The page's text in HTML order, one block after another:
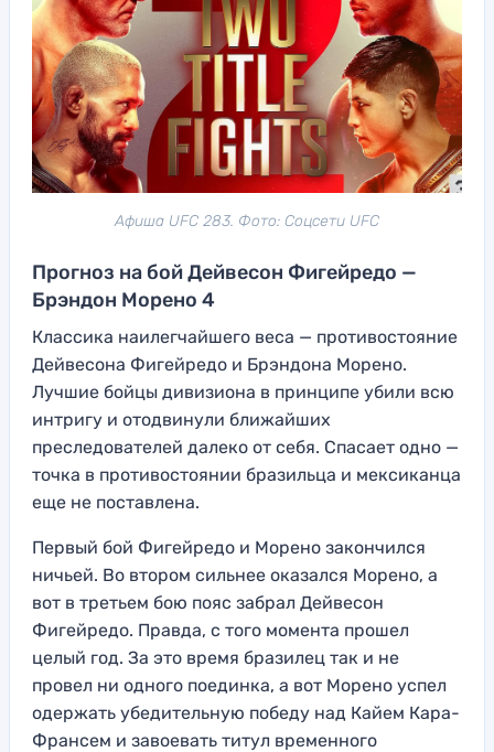
Афиша UFC 283. Фото: Соцсети UFC
Прогноз на бой Дейвесон Фигейредо —
Брэндон Морено 4
Классика наилегчайшего веса — противостояние
Дейвесона Фигейредо и Брэндона Морено.
Лучшие бойцы дивизиона в принципе убили всю
интригу и отодвинули ближайших
преследователей далеко от себя. Спасает одно —
точка в противостоянии бразильца и мексиканца
еще не поставлена.
Первый бой Фигейредо и Морено закончился
ничьей. Во втором сильнее оказался Морено, а
вот в третьем бою пояс забрал Дейвесон
Фигейредо. Правда, с того момента прошел
целый год. За это время бразилец так и не
провел ни одного поединка, а вот Морено успел
одержать убедительную победу над Кайем Кара-
Франсем и завоевать титул временного